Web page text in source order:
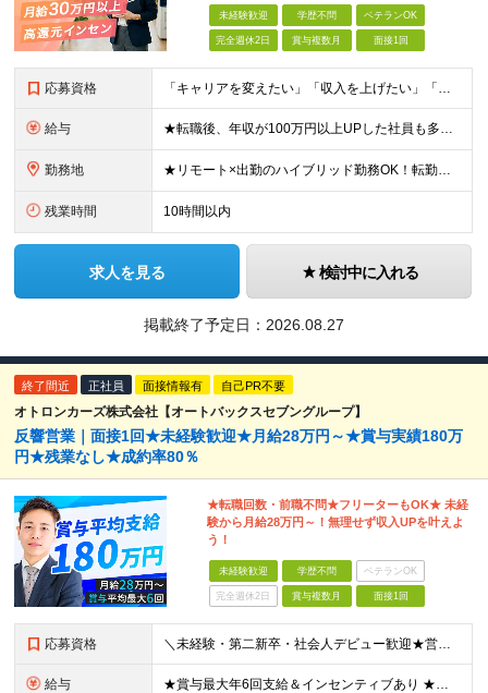
未経験歓迎 学歴不問 ベテランOK
完全週休2日 賞与複数月 面接1回
応募資格 「キャリアを変えたい」「収入を上げたい」「将来に強いスキルを身につけたい」方歓迎！ ・未経験歓迎 ・学歴不問 ・第二新卒歓迎 ＼経験やスキルではなく、“これから”を重視します／ 「今のままでいい
給与 ★転職後、年収が100万円以上UPした社員も多数！ 月給33.4万円～45万円＋諸手当＋賞与年2回 ※インセンティブ充実 直近の最高インセンティブ：月50万円 全社員の平均インセンティブ：月10
勤務地 ★リモート×出勤のハイブリッド勤務OK！転勤なし！U・Ｉターン歓迎！ 東京、神奈川、埼玉、千葉、愛知、大阪、兵庫、京都、広島、福岡をはじめとする全国各地のプロジェクト先。 プライム上場、グロース上
残業時間 10時間以内
求人を見る 検討中に入れる
掲載終了予定日： 2026.08.27
終了間近 正社員 面接情報有 自己PR不要
オトロンカーズ株式会社【オートバックスセブングループ】
反響営業｜面接1回★未経験歓迎★月給28万円～★賞与実績180万
円★残業なし★成約率80％
★転職回数・前職不問★フリーターもOK★ 未経
験から月給28万円～！無理せず収入UPを叶えよ
う！
未経験歓迎 学歴不問 ベテランOK
完全週休2日 賞与複数月 面接1回
応募資格 ＼未経験・第二新卒・社会人デビュー歓迎★営業社員の平均年齢30代／ ◆学歴不問 ◆未経験歓迎 ◆普通自動車免許(AT限定可) ◆39歳までの方（若年層の長期キャリア形成を図るため） ★接客経験がない
給与 ★賞与最大年6回支給＆インセンティブあり ★未経験からの入社：400万円～450万円 ◆月給28万円以上～65万円インセンティブ＋各種手当 ※経験・スキルなどを考慮のうえ、決定いたします。 ※試用期